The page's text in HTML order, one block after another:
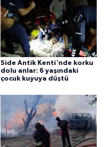
Side Antik Kenti'nde korku
dolu anlar: 6 yaşındaki
çocuk kuyuya düştü